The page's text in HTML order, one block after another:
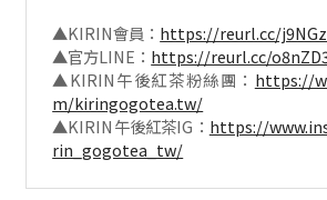
▲KIRIN會員： https://reurl.cc/
▲官方LINE： https://reurl.cc/
▲KIRIN午後紅茶粉絲團： https://
m/kiringogotea.tw/
▲KIRIN午後紅茶IG： https://
rin_gogotea_tw/